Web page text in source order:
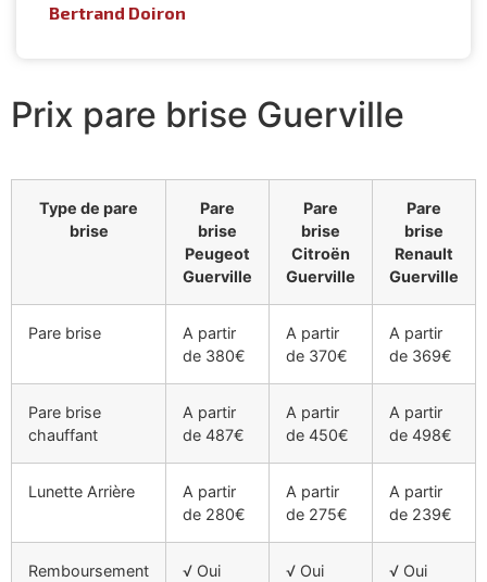
Bertrand Doiron
Prix pare brise Guerville
Type de pare
brise
Pare
brise
Peugeot
Guerville
Pare
brise
Citroën
Guerville
Pare
brise
Renault
Guerville
Pare brise
A partir
de 380€
A partir
de 370€
A partir
de 369€
Pare brise
chauffant
A partir
de 487€
A partir
de 450€
A partir
de 498€
Lunette Arrière
A partir
de 280€
A partir
de 275€
A partir
de 239€
Remboursement
√ Oui √ Oui √ Oui